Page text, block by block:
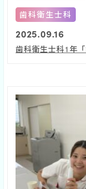
歯科衛生士科
2025.09.16
歯科衛生士科1年